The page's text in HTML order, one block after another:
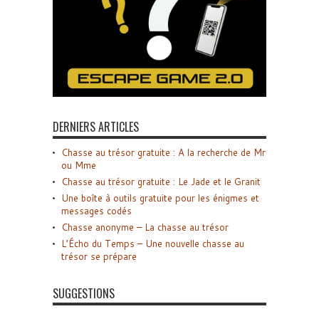
DERNIERS ARTICLES
Chasse au trésor gratuite : A la recherche de Mr
ou Mme
Chasse au trésor gratuite : Le Jade et le Granit
Une boîte à outils gratuite pour les énigmes et
messages codés
Chasse anonyme – La chasse au trésor
L’Écho du Temps – Une nouvelle chasse au
trésor se prépare
SUGGESTIONS